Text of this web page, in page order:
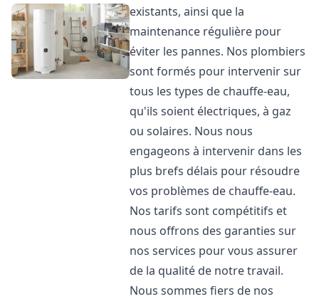
existants, ainsi que la
maintenance régulière pour
éviter les pannes. Nos plombiers
sont formés pour intervenir sur
tous les types de chauffe-eau,
qu'ils soient électriques, à gaz
ou solaires. Nous nous
engageons à intervenir dans les
plus brefs délais pour résoudre
vos problèmes de chauffe-eau.
Nos tarifs sont compétitifs et
nous offrons des garanties sur
nos services pour vous assurer
de la qualité de notre travail.
Nous sommes fiers de nos